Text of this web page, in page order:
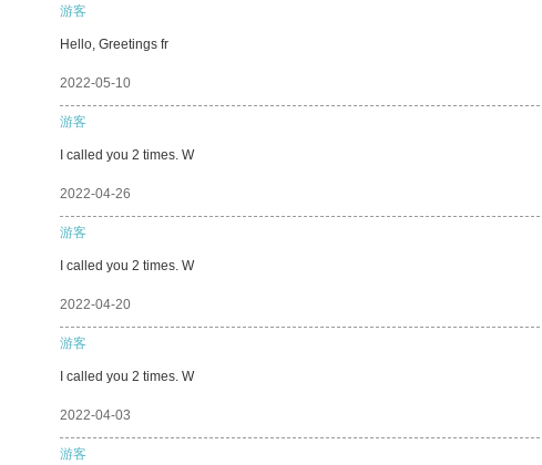
游客
Hello, Greetings fr
2022-05-10
游客
I called you 2 times. W
2022-04-26
游客
I called you 2 times. W
2022-04-20
游客
I called you 2 times. W
2022-04-03
游客